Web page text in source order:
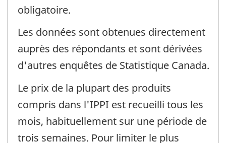
obligatoire.
Les données sont obtenues directement
auprès des répondants et sont dérivées
d'autres enquêtes de Statistique Canada.
Le prix de la plupart des produits
compris dans l'IPPI est recueilli tous les
mois, habituellement sur une période de
trois semaines. Pour limiter le plus